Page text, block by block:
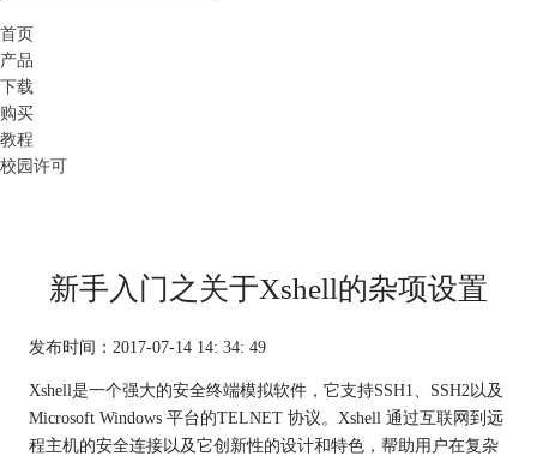
首页
产品
下载
购买
教程
校园许可
新手入门之关于Xshell的杂项设置
发布时间：2017-07-14 14: 34: 49
Xshell是一个强大的安全终端模拟软件，它支持SSH1、SSH2以及
Microsoft Windows 平台的TELNET 协议。Xshell 通过互联网到远
程主机的安全连接以及它创新性的设计和特色，帮助用户在复杂